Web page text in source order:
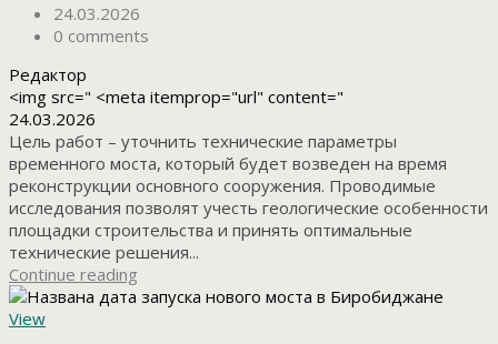
24.03.2026
0 comments
Редактор
<img src=" <meta itemprop="url" content="
24.03.2026
Цель работ – уточнить технические параметры
временного моста, который будет возведен на время
реконструкции основного сооружения. Проводимые
исследования позволят учесть геологические особенности
площадки строительства и принять оптимальные
технические решения...
Continue reading
View